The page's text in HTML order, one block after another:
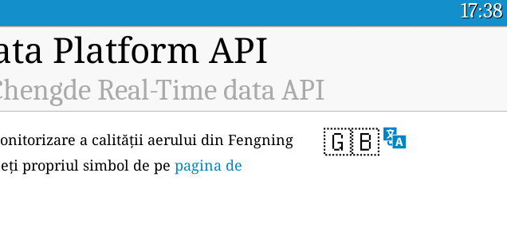
17:38
Platform API
Real-Time data API
🇬🇧
a calității aerului din Fengning
propriul simbol de pe pagina de